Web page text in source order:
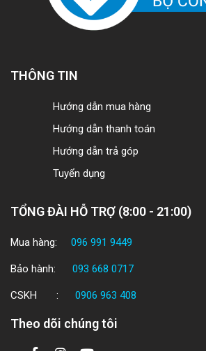
THÔNG TIN
Hướng dẫn mua hàng
Hướng dẫn thanh toán
Hướng dẫn trả góp
Tuyển dụng
TỔNG ĐÀI HỖ TRỢ (8:00 - 21:00)
Mua hàng: 096 991 9449
Bảo hành: 093 668 0717
CSKH : 0906 963 408
Theo dõi chúng tôi